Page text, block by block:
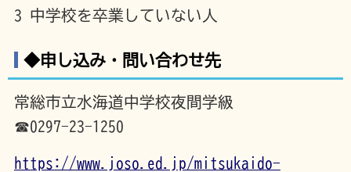
3 中学校を卒業していない人
◆申し込み・問い合わせ先
常総市立水海道中学校夜間学級
☎0297-23-1250
https://www.joso.ed.jp/mitsukaido-